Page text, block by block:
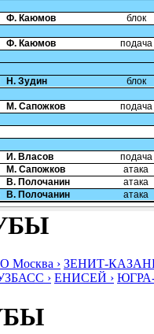
Ф. Каюмов блок
Ф. Каюмов подача
Н. Зудин блок
М. Сапожков подача
И. Власов
подача
М. Сапожков
атака
В. Полочанин
атака
В. Полочанин атака
› ЗЕНИТ-
› ЕНИСЕЙ ›